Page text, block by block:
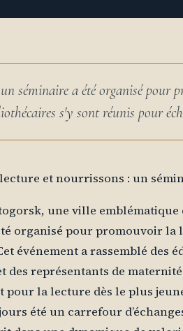
séminaire a été organisé pour
s'y sont réunis pour
et nourrissons : un
une ville emblématique
organisé pour promouvoir la
événement a rassemblé des
des représentants de
pour la lecture dès le plus
été un carrefour